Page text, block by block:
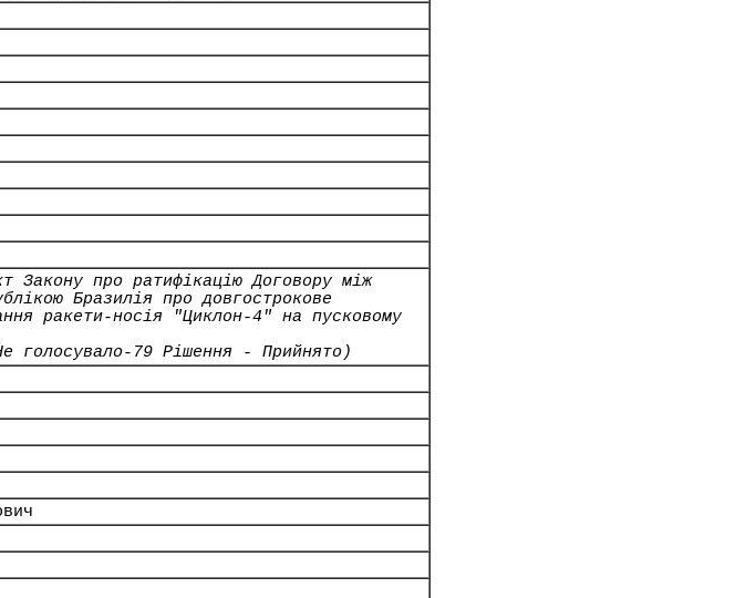
Закону про ратифікацію Договору між
Бразилія про довгострокове
ракети-носія "Циклон-4" на пусковому
голосувало-79 Рішення - Прийнято)